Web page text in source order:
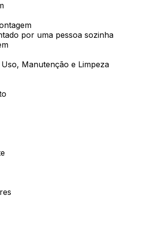
por uma pessoa sozinha
Manutenção e Limpeza